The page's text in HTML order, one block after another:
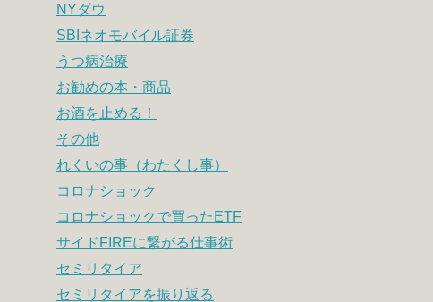
NYダウ
SBIネオモバイル証券
うつ病治療
お勧めの本・商品
お酒を止める！
その他
れくいの事（わたくし事）
コロナショック
コロナショックで買ったETF
サイドFIREに繋がる仕事術
セミリタイア
セミリタイアを振り返る